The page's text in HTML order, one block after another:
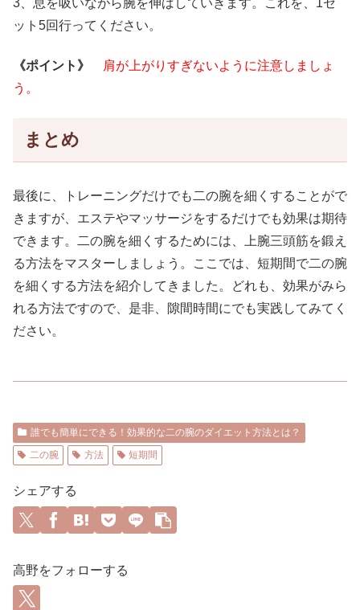
ット5回行ってください。
《ポイント》
肩が上がりすぎないように注意しましょ
う。
まとめ
最後に、トレーニングだけでも二の腕を細くすることがで
きますが、エステやマッサージをするだけでも効果は期待
できます。二の腕を細くするためには、上腕三頭筋を鍛え
る方法をマスターしましょう。ここでは、短期間で二の腕
を細くする方法を紹介してきました。どれも、効果がみら
れる方法ですので、是非、隙間時間にでも実践してみてく
ださい。
誰でも簡単にできる！効果的な二の腕のダイエット方法とは？
二の腕
方法 短期間
シェアする
高野をフォローする